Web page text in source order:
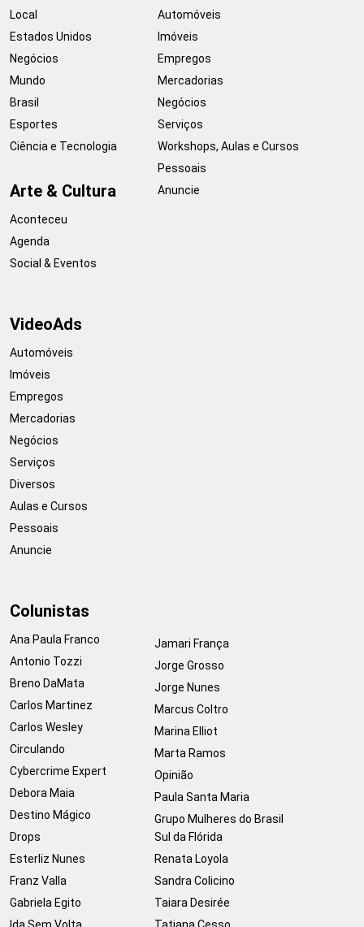
Local
Estados Unidos
Negócios
Mundo
Brasil
Esportes
Ciência e Tecnologia
Arte & Cultura
Aconteceu
Agenda
Social & Eventos
Automóveis
Imóveis
Empregos
Mercadorias
Negócios
Serviços
Workshops, Aulas e Cursos
Pessoais
Anuncie
VideoAds
Automóveis
Imóveis
Empregos
Mercadorias
Negócios
Serviços
Diversos
Aulas e Cursos
Pessoais
Anuncie
Colunistas
Ana Paula Franco
Antonio Tozzi
Breno DaMata
Carlos Martinez
Carlos Wesley
Circulando
Cybercrime Expert
Debora Maia
Destino Mágico
Drops
Esterliz Nunes
Franz Valla
Gabriela Egito
Jamari França
Jorge Grosso
Jorge Nunes
Marcus Coltro
Marina Elliot
Marta Ramos
Opinião
Paula Santa Maria
Grupo Mulheres do Brasil
Sul da Flórida
Renata Loyola
Sandra Colicino
Taiara Desirée